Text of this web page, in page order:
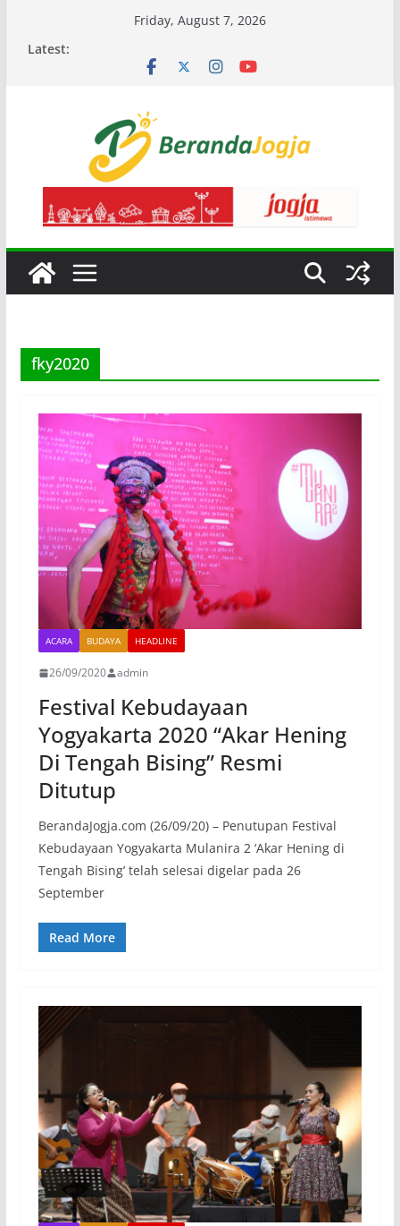
Friday, August 7, 2026
Latest:
fky2020
ACARA BUDAYA HEADLINE
26/09/2020 admin
Festival Kebudayaan
Yogyakarta 2020 “Akar Hening
Di Tengah Bising” Resmi
Ditutup
BerandaJogja.com (26/09/20) – Penutupan Festival
Kebudayaan Yogyakarta Mulanira 2 ‘Akar Hening di
Tengah Bising’ telah selesai digelar pada 26
September
Read More